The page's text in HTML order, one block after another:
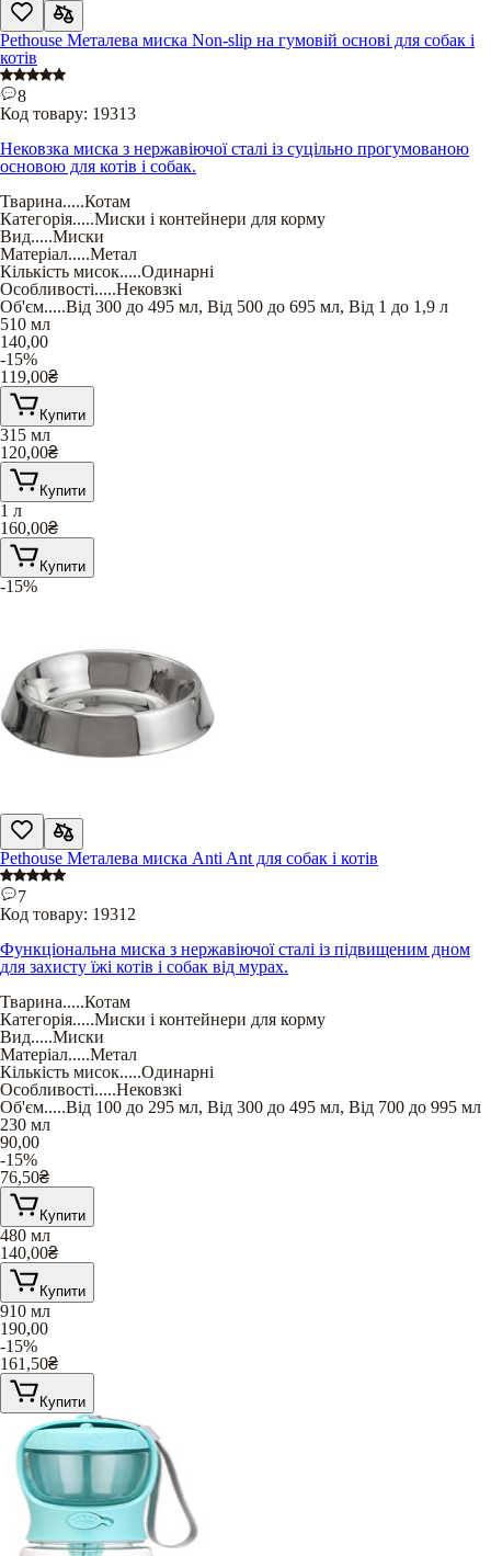
Pethouse Металева миска Non-slip на гумовій основі для собак і
котів
8
Код товару: 19313
Нековзка миска з нержавіючої сталі із суцільно прогумованою
основою для котів і собак.
Тварина.....Котам
Категорія.....Миски і контейнери для корму
Вид.....Миски
Матеріал.....Метал
Кількість мисок.....Одинарні
Особливості.....Нековзкі
Об'єм.....Від 300 до 495 мл, Від 500 до 695 мл, Від 1 до 1,9 л
510 мл
140,00
-15%
119,00₴
Купити
315 мл
120,00₴
Купити
1 л
160,00₴
Купити
-15%
Pethouse Металева миска Anti Ant для собак і котів
7
Код товару: 19312
Функціональна миска з нержавіючої сталі із підвищеним дном
для захисту їжі котів і собак від мурах.
Тварина.....Котам
Категорія.....Миски і контейнери для корму
Вид.....Миски
Матеріал.....Метал
Кількість мисок.....Одинарні
Особливості.....Нековзкі
Об'єм.....Від 100 до 295 мл, Від 300 до 495 мл, Від 700 до 995 мл
230 мл
90,00
-15%
76,50₴
Купити
480 мл
140,00₴
Купити
910 мл
190,00
-15%
161,50₴
Купити